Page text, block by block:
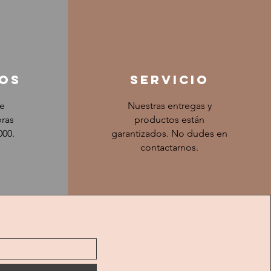
servicio
Nuestras entregas y
productos están
garantizados. No dudes en
contactarnos.